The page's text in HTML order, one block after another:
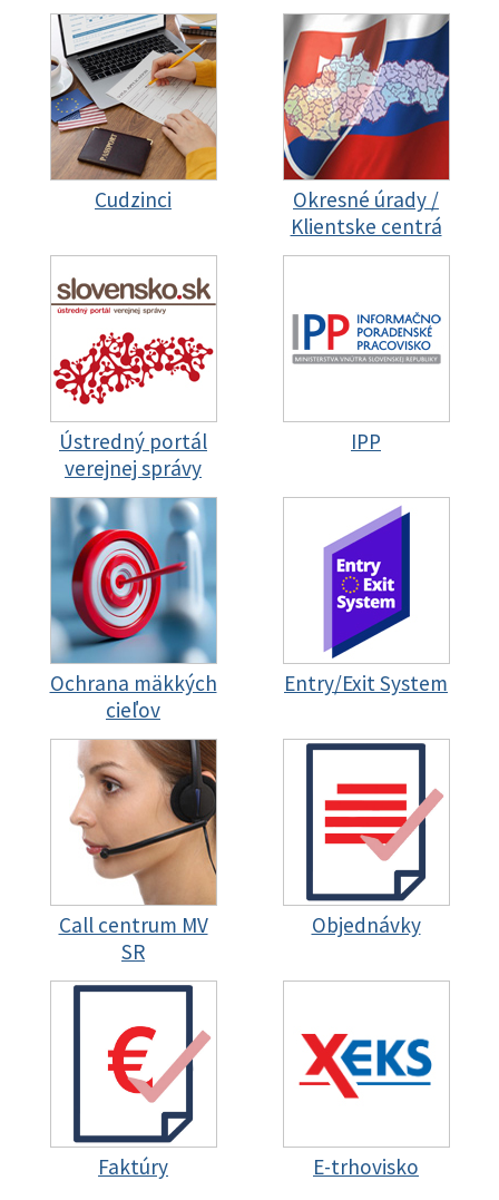
Cudzinci
Okresné úrady /
Klientske centrá
Ústredný portál
verejnej správy
IPP
Ochrana mäkkých
cieľov
Entry/Exit System
Call centrum MV
SR
Objednávky
Faktúry E-trhovisko